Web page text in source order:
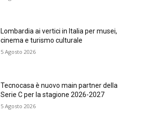
Lombardia ai vertici in Italia per musei,
cinema e turismo culturale
5 Agosto 2026
Tecnocasa è nuovo main partner della
Serie C per la stagione 2026-2027
5 Agosto 2026